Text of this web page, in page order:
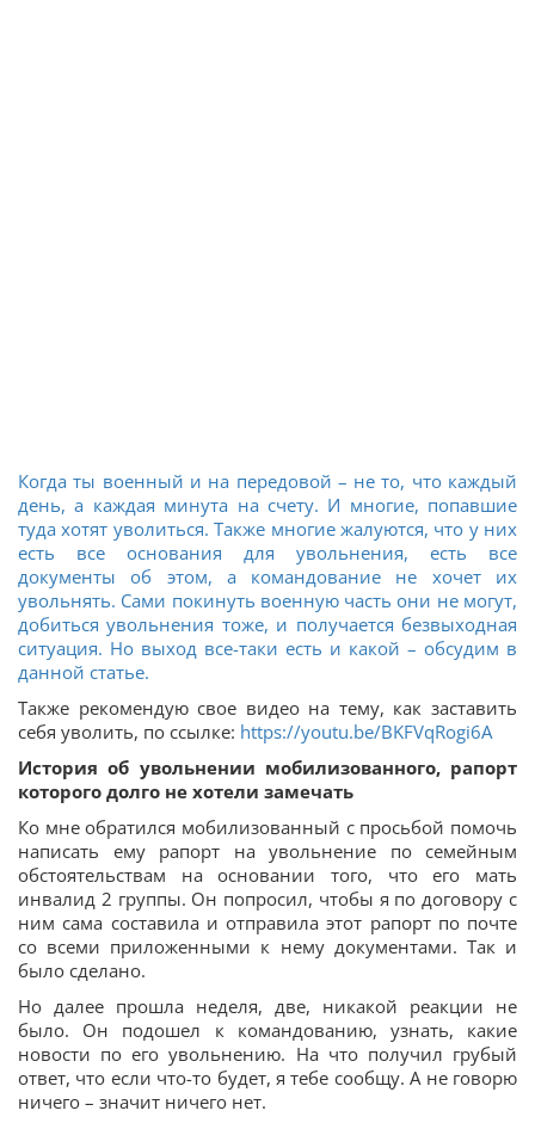
Когда ты военный и на передовой – не то, что каждый
день, а каждая минута на счету. И многие, попавшие
туда хотят уволиться. Также многие жалуются, что у них
есть все основания для увольнения, есть все
документы об этом, а командование не хочет их
увольнять. Сами покинуть военную часть они не могут,
добиться увольнения тоже, и получается безвыходная
ситуация. Но выход все-таки есть и какой – обсудим в
данной статье.
Также рекомендую свое видео на тему, как заставить
себя уволить, по ссылке: https://youtu.be/BKFVqRogi6A
История об увольнении мобилизованного, рапорт
которого долго не хотели замечать
Ко мне обратился мобилизованный с просьбой помочь
написать ему рапорт на увольнение по семейным
обстоятельствам на основании того, что его мать
инвалид 2 группы. Он попросил, чтобы я по договору с
ним сама составила и отправила этот рапорт по почте
со всеми приложенными к нему документами. Так и
было сделано.
Но далее прошла неделя, две, никакой реакции не
было. Он подошел к командованию, узнать, какие
новости по его увольнению. На что получил грубый
ответ, что если что-то будет, я тебе сообщу. А не говорю
ничего – значит ничего нет.